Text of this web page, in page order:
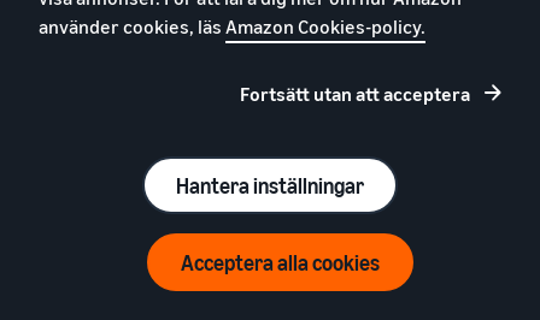
Europa
dina produktposter och ditt lager över hela Europa,
Amazon.fr, Amazon.de, Amazon.it, Amazon.es,
Amazon.nl, Amazon.se och Amazon.pl).
använder cookies, läs Amazon Cookies-policy.
Fortsätt utan att acceptera
Hantera inställningar
Acceptera alla cookies